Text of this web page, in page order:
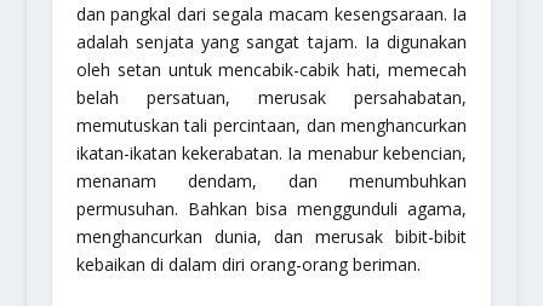
dan pangkal dari segala macam kesengsaraan. Ia
adalah senjata yang sangat tajam. Ia digunakan
oleh setan untuk mencabik-cabik hati, memecah
belah persatuan, merusak persahabatan,
memutuskan tali percintaan, dan menghancurkan
ikatan-ikatan kekerabatan. Ia menabur kebencian,
menanam dendam, dan menumbuhkan
permusuhan. Bahkan bisa menggunduli agama,
menghancurkan dunia, dan merusak bibit-bibit
kebaikan di dalam diri orang-orang beriman.